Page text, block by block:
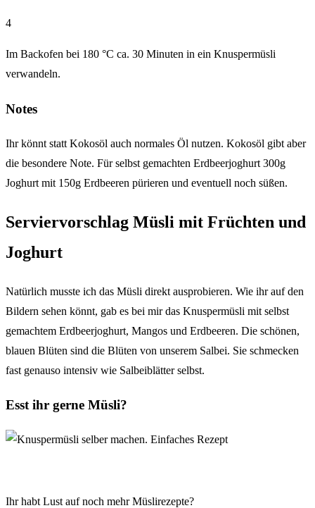
4
Im Backofen bei 180 °C ca. 30 Minuten in ein Knuspermüsli
verwandeln.
Notes
Ihr könnt statt Kokosöl auch normales Öl nutzen. Kokosöl gibt aber
die besondere Note. Für selbst gemachten Erdbeerjoghurt 300g
Joghurt mit 150g Erdbeeren pürieren und eventuell noch süßen.
Serviervorschlag Müsli mit Früchten und
Joghurt
Natürlich musste ich das Müsli direkt ausprobieren. Wie ihr auf den
Bildern sehen könnt, gab es bei mir das Knuspermüsli mit selbst
gemachtem Erdbeerjoghurt, Mangos und Erdbeeren. Die schönen,
blauen Blüten sind die Blüten von unserem Salbei. Sie schmecken
fast genauso intensiv wie Salbeiblätter selbst.
Esst ihr gerne Müsli?
Ihr habt Lust auf noch mehr Müslirezepte?